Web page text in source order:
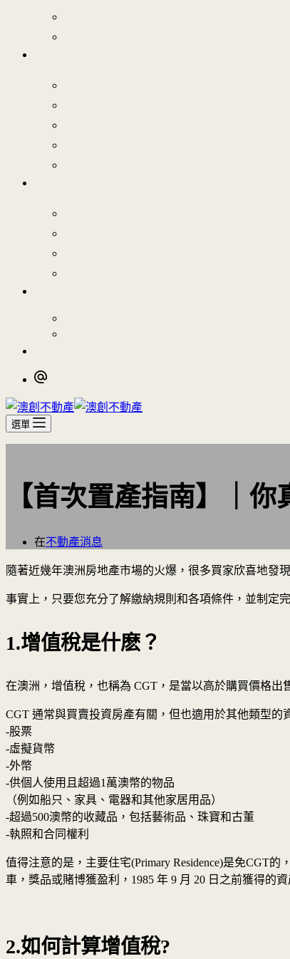
選單
【首次置產指南】｜
在不動產消息
隨著近幾年澳洲房地產市場的火爆，很多買家欣喜地發
事實上，只要您充分了解繳納規則和各項條件，並制定
1.增值稅是什麽？
在澳洲，增值稅，也稱為 CGT，是當以高於購買價格
CGT 通常與買賣投資房產有關，但也適用於其他類型的
-股票
-虛擬貨幣
-外幣
-供個人使用且超過1萬澳幣的物品
（例如船只、家具、電器和其他家居用品）
-超過500澳幣的收藏品，包括藝術品、珠寶和古董
-執照和合同權利
值得注意的是，主要住宅(Primary Residence)是免CGT
車，獎品或賭博獲盈利，1985 年 9 月 20 日之前獲得的
2.如何計算增值稅?